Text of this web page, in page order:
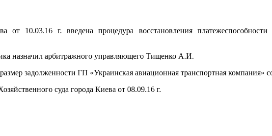
от 10.03.16 г. введена процедура восстановления платежеспособности
назначил арбитражного управляющего Тищенко А.И.
задолженности ГП «Украинская авиационная транспортная компания»
суда города Киева от 08.09.16 г.